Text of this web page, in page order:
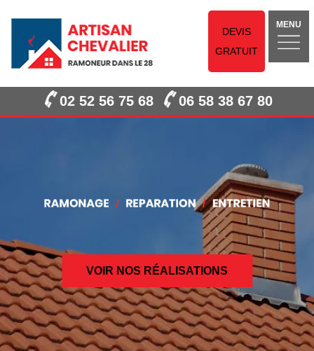
DEVIS
GRATUIT
MENU
02 52 56 75 68 06 58 38 67 80
VOIR NOS RÉALISATIONS